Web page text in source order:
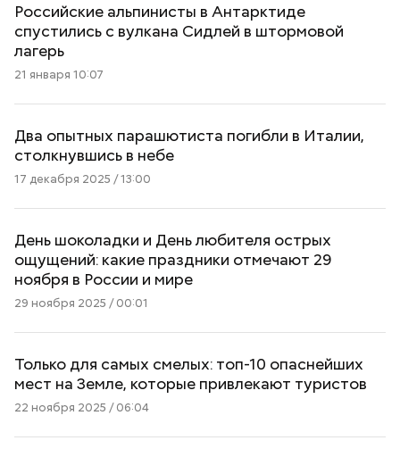
Российские альпинисты в Антарктиде
спустились с вулкана Сидлей в штормовой
лагерь
21 января 10:07
Два опытных парашютиста погибли в Италии,
столкнувшись в небе
17 декабря 2025 / 13:00
День шоколадки и День любителя острых
ощущений: какие праздники отмечают 29
ноября в России и мире
29 ноября 2025 / 00:01
Только для самых смелых: топ-10 опаснейших
мест на Земле, которые привлекают туристов
22 ноября 2025 / 06:04